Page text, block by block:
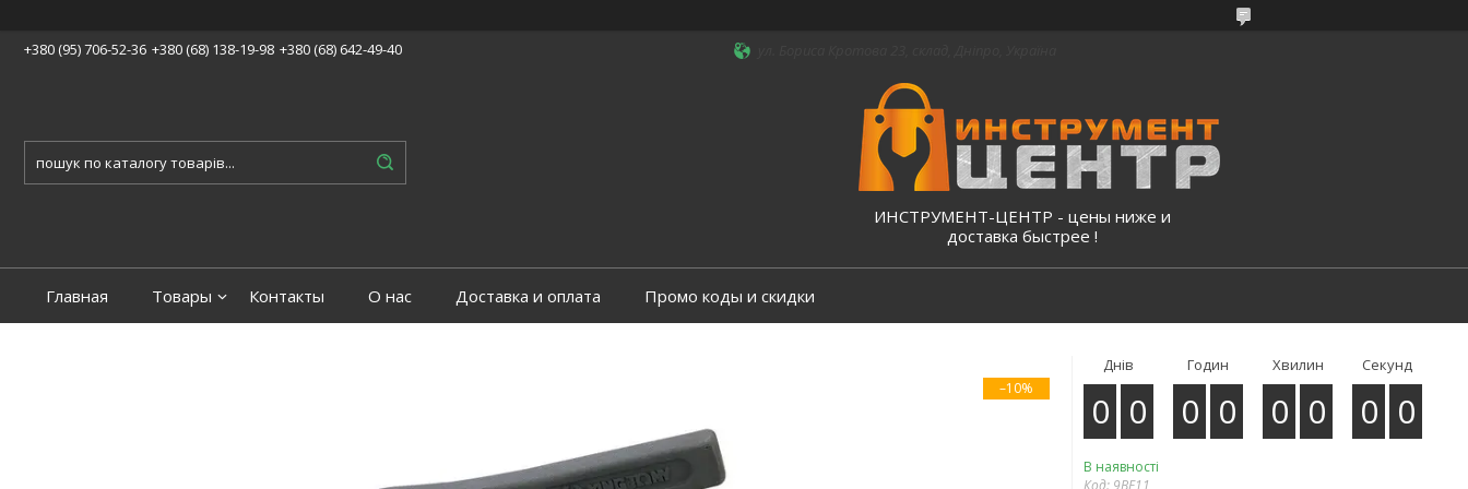
+380 (95) 706-52-36 +380 (68) 138-19-98 +380 (68) 642-49-40
ИНСТРУМЕНТ-ЦЕНТР - цены ниже и
доставка быстрее !
Главная Товары Контакты О нас Доставка и оплата Промо коды и скидки
–10%
Днів
0 0
Годин
0 0
Хвилин
0 0
Секунд
0 0
В наявності
Код: 9BE11